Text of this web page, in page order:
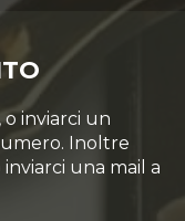
inviarci un
Inoltre
una mail a